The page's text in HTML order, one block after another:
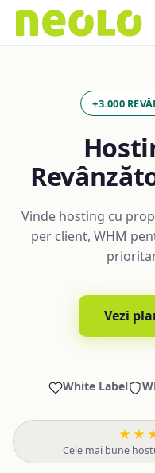
+3.000
Vinde hosting cu
per client, WHM
Vezi
White Label
Cele mai bune